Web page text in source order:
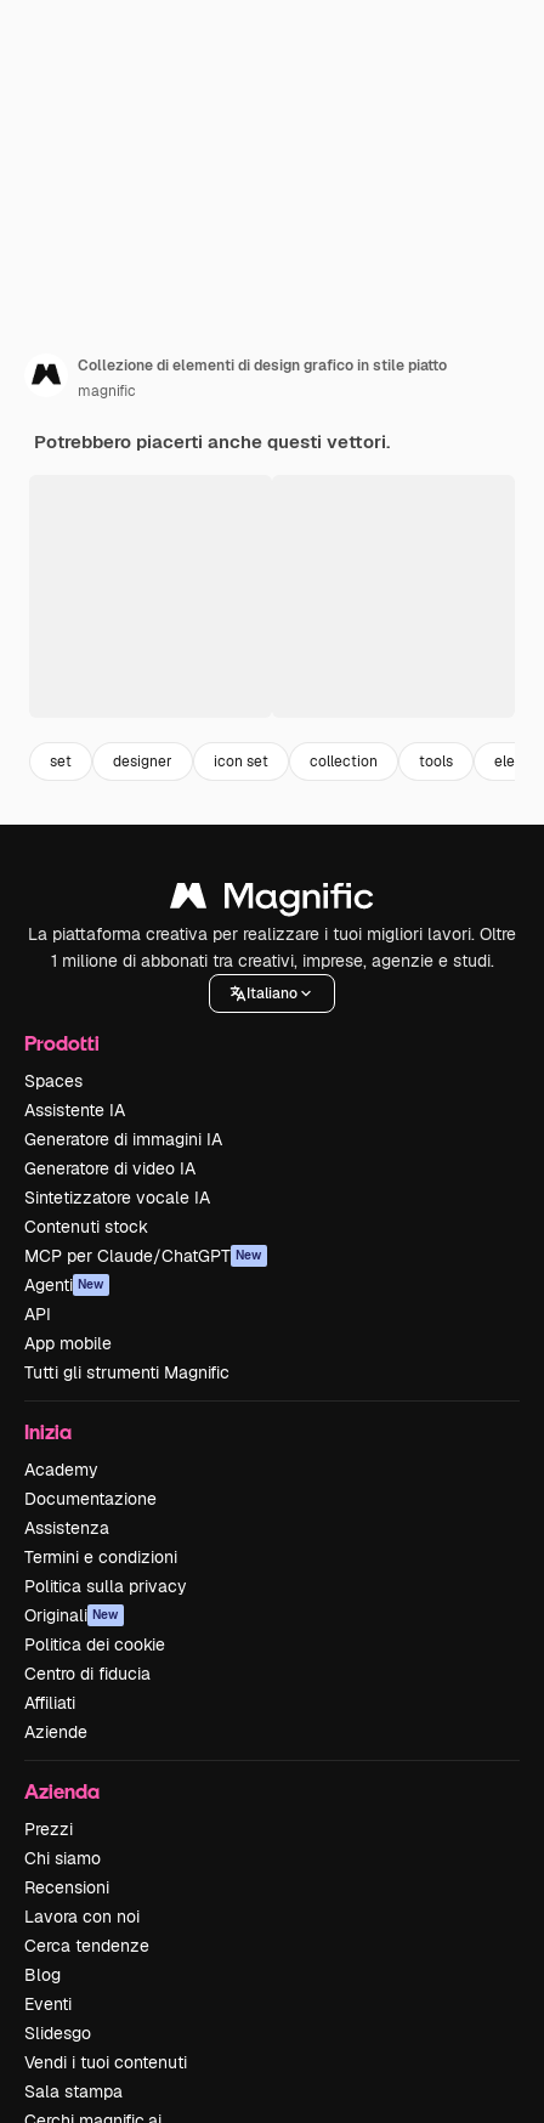
Collezione di elementi di design grafico in stile piatto
magnific
Potrebbero piacerti anche questi vettori.
set designer icon set collection tools
La piattaforma creativa per realizzare i tuoi migliori lavori. Oltre
1 milione di abbonati tra creativi, imprese, agenzie e studi.
Italiano
Prodotti
Spaces
Assistente IA
Generatore di immagini IA
Generatore di video IA
Sintetizzatore vocale IA
Contenuti stock
MCP per Claude/ChatGPT New
Agenti New
API
App mobile
Tutti gli strumenti Magnific
Inizia
Academy
Documentazione
Assistenza
Termini e condizioni
Politica sulla privacy
Originali New
Politica dei cookie
Centro di fiducia
Affiliati
Aziende
Azienda
Prezzi
Chi siamo
Recensioni
Lavora con noi
Cerca tendenze
Blog
Eventi
Slidesgo
Vendi i tuoi contenuti
Sala stampa